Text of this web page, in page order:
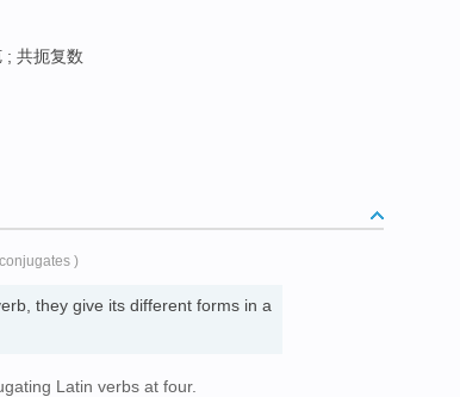
; 共扼复数
)
they give its different forms in a
Latin verbs at four.